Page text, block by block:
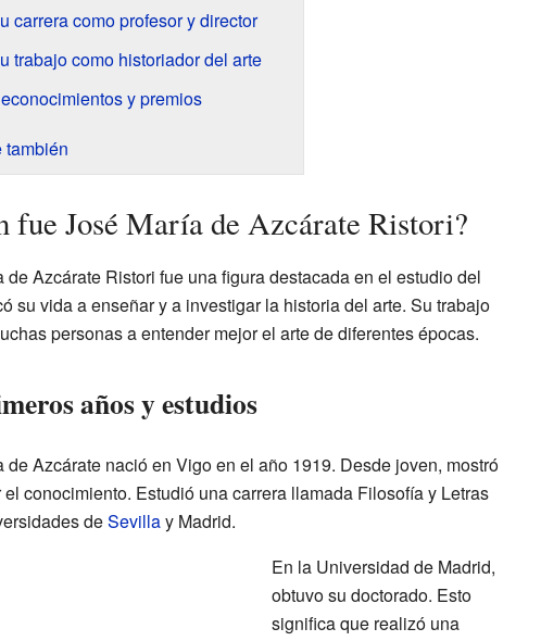
carrera como profesor y director
trabajo como historiador del arte
y premios
también
fue José María de Azcárate Ristori?
de Azcárate Ristori fue una figura destacada en el estudio del
su vida a enseñar y a investigar la historia del arte. Su trabajo
personas a entender mejor el arte de diferentes épocas.
años y estudios
de Azcárate nació en Vigo en el año 1919. Desde joven, mostró
el conocimiento. Estudió una carrera llamada Filosofía y Letras
deSevillay Madrid.
En la Universidad de Madrid,
obtuvo su doctorado. Esto
significa que realizó una